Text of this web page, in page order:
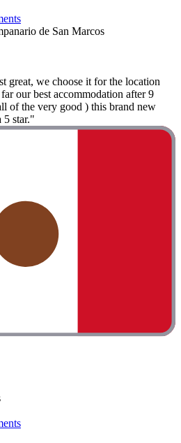
de San Marcos
great, we choose it for the location
our best accommodation after 9
of the very good ) this brand new
5 star."